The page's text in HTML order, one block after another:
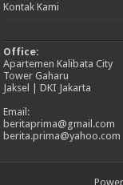
Kontak Kami
Office:
Apartemen Kalibata City
Tower Gaharu
Jaksel | DKI Jakarta
Email:
beritaprima@gmail.com
berita.prima@yahoo.com